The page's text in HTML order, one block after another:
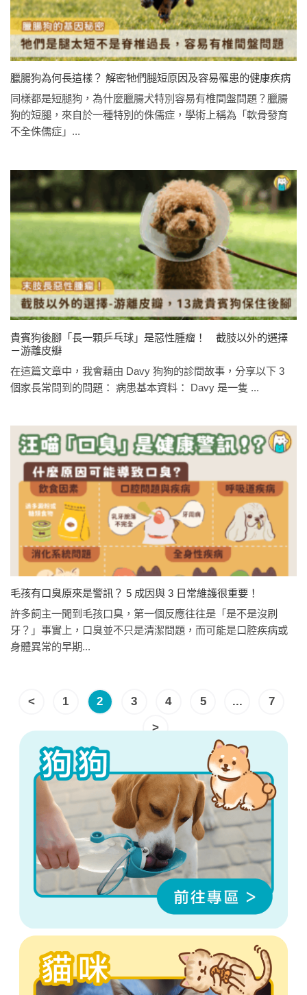
臘腸狗為何長這樣？ 解密牠們腿短原因及容易罹患的健康疾病
同樣都是短腿狗，為什麼臘腸犬特別容易有椎間盤問題？臘腸
狗的短腿，來自於一種特別的侏儒症，學術上稱為「軟骨發育
不全侏儒症」...
貴賓狗後腳「長一顆乒乓球」是惡性腫瘤！ 截肢以外的選擇
－游離皮瓣
在這篇文章中，我會藉由 Davy 狗狗的診間故事，分享以下 3
個家長常問到的問題： 病患基本資料： Davy 是一隻 ...
毛孩有口臭原來是警訊？ 5 成因與 3 日常維護很重要！
許多飼主一聞到毛孩口臭，第一個反應往往是「是不是沒刷
牙？」事實上，口臭並不只是清潔問題，而可能是口腔疾病或
身體異常的早期...
< 1 2 3 4 5 ...
7
>